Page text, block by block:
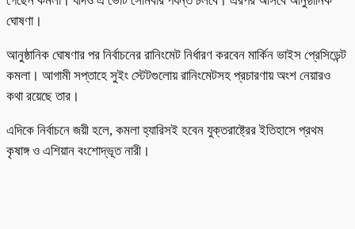
ঘোষণা।
আনুষ্ঠানিক ঘোষণার পর নির্বাচনের রানিংমেট নির্ধারণ করবেন মার্কিন ভাইস প্রেসিডেন্ট
কমলা। আগামী সপ্তাহে সুইং স্টেটগুলোয় রানিংমেটসহ প্রচারণায় অংশ নেয়ারও
কথা রয়েছে তার।
এদিকে নির্বাচনে জয়ী হলে, কমলা হ্যারিসই হবেন যুক্তরাষ্ট্রের ইতিহাসে প্রথম
কৃষাঙ্গ ও এশিয়ান বংশোদ্ভূত নারী।